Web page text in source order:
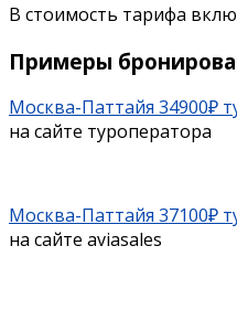
В стоимость тарифа
Примеры
Москва-Паттайя 34900₽
на сайте туроператора
Москва-Паттайя 37100₽
на сайте aviasales